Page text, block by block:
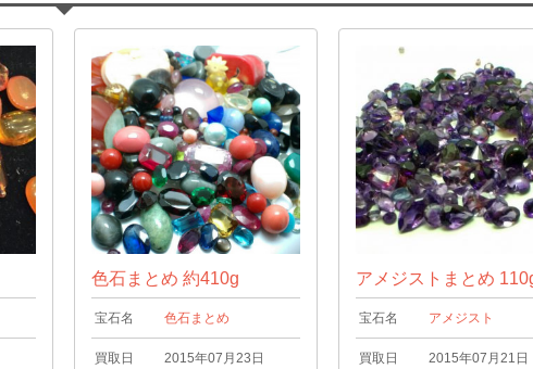
色石まとめ 約410g
宝石名 色石まとめ
買取日 2015年07月23日
アメジストまとめ
宝石名 アメジスト
買取日 2015年07月21日